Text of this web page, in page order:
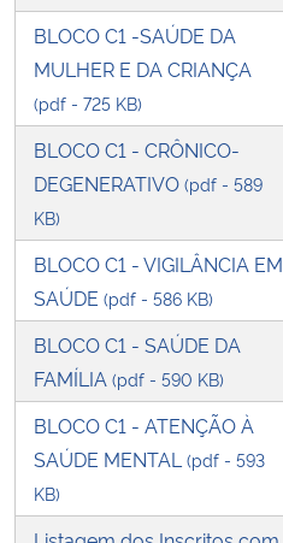
BLOCO C1 -SAÚDE DA
MULHER E DA CRIANÇA
(pdf - 725 KB)
BLOCO C1 - CRÔNICO-
DEGENERATIVO (pdf - 589
KB)
BLOCO C1 - VIGILÂNCIA EM
SAÚDE (pdf - 586 KB)
BLOCO C1 - SAÚDE DA
FAMÍLIA (pdf - 590 KB)
BLOCO C1 - ATENÇÃO À
SAÚDE MENTAL (pdf - 593
KB)